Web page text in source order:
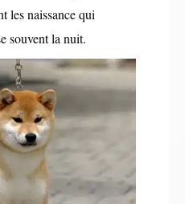
les naissance qui
souvent la nuit.